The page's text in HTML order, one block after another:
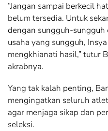
“Jangan sampai berkecil
belum tersedia. Untuk
dengan sungguh-sungguh
usaha yang sungguh,
mengkhianati hasil,” tutur
akrabnya.
Yang tak kalah penting,
mengingatkan seluruh
agar menjaga sikap dan
seleksi.